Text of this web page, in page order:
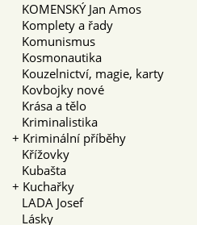
KOMENSKÝ Jan Amos
Komplety a řady
Komunismus
Kosmonautika
Kouzelnictví, magie, karty
Kovbojky nové
Krása a tělo
Kriminalistika
+ Kriminální příběhy
Křížovky
Kubašta
+ Kuchařky
LADA Josef
Lásky